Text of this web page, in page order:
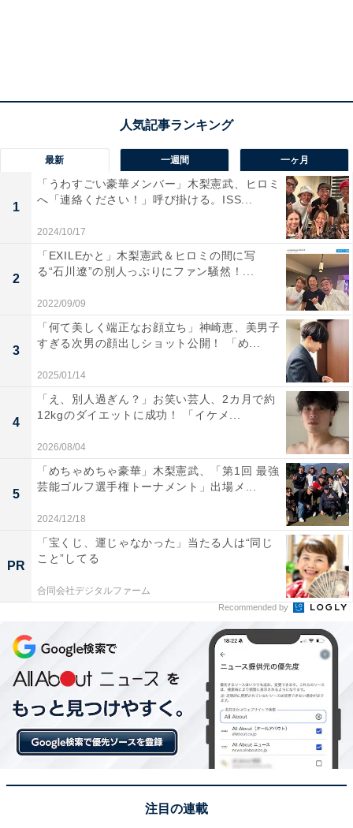
最新 一週間 一ヶ月
1
「うわすごい豪華メンバー」木梨憲武、ヒロミ
へ「連絡ください！」呼び掛ける。ISS...
2024/10/17
2
「EXILEかと」木梨憲武＆ヒロミの間に写
る“石川遼”の別人っぷりにファン騒然！...
2022/09/09
3
「何て美しく端正なお顔立ち」神崎恵、美男子
すぎる次男の顔出しショット公開！ 「め...
2025/01/14
4
「え、別人過ぎん？」お笑い芸人、2カ月で約
12kgのダイエットに成功！ 「イケメ...
2026/08/04
5
「めちゃめちゃ豪華」木梨憲武、「第1回 最強
芸能ゴルフ選手権トーナメント」出場メ...
2024/12/18
PR
「宝くじ、運じゃなかった」当たる人は“同じ
こと”してる
合同会社デジタルファーム
Recommended by
注目の連載